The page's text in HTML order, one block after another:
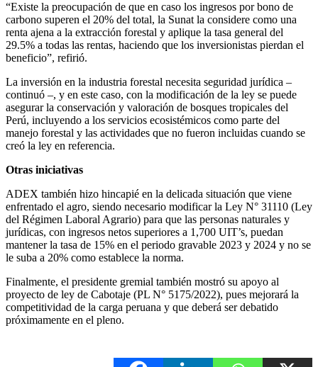
“Existe la preocupación de que en caso los ingresos por bono de
carbono superen el 20% del total, la Sunat la considere como una
renta ajena a la extracción forestal y aplique la tasa general del
29.5% a todas las rentas, haciendo que los inversionistas pierdan el
beneficio”, refirió.
La inversión en la industria forestal necesita seguridad jurídica –
continuó –, y en este caso, con la modificación de la ley se puede
asegurar la conservación y valoración de bosques tropicales del
Perú, incluyendo a los servicios ecosistémicos como parte del
manejo forestal y las actividades que no fueron incluidas cuando se
creó la ley en referencia.
Otras iniciativas
ADEX también hizo hincapié en la delicada situación que viene
enfrentado el agro, siendo necesario modificar la Ley N° 31110 (Ley
del Régimen Laboral Agrario) para que las personas naturales y
jurídicas, con ingresos netos superiores a 1,700 UIT’s, puedan
mantener la tasa de 15% en el periodo gravable 2023 y 2024 y no se
le suba a 20% como establece la norma.
Finalmente, el presidente gremial también mostró su apoyo al
proyecto de ley de Cabotaje (PL N° 5175/2022), pues mejorará la
competitividad de la carga peruana y que deberá ser debatido
próximamente en el pleno.